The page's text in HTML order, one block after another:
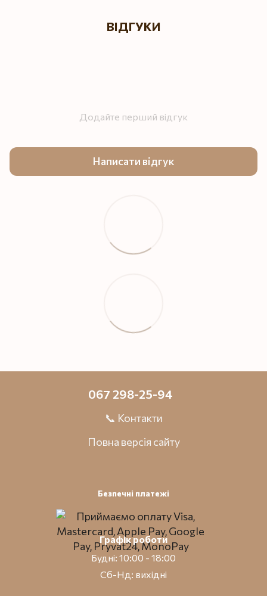
ВІДГУКИ
Додайте перший відгук
Написати відгук
067 298-25-94
📞 Контакти
Повна версія сайту
Безпечні платежі
Графік роботи
Будні: 10:00 - 18:00
Сб-Нд: вихідні